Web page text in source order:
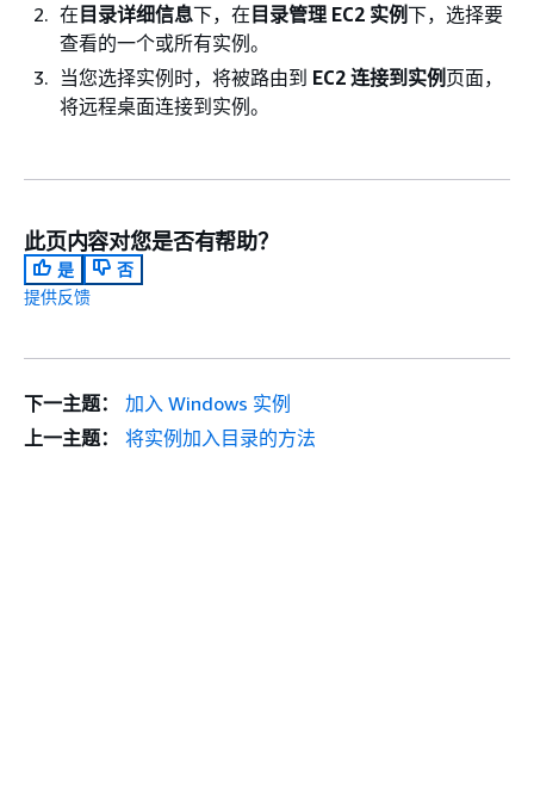
iam:TagRole
ssm:CreateDocument
ssm:DeleteDocument
ssm:ListCommandInvocations
ssm:ListCommands
ssm:GetDocument
在目录详细信息下，在目录管理 EC2 实例下，选择要
查看的一个或所有实例。
当您选择实例时，将被路由到 EC2 连接到实例 页面，
将远程桌面连接到实例。
此页内容对您是否有帮助？
是
否
提供反馈
下一主题：
加入 Windows 实例
上一主题：
将实例加入目录的方法